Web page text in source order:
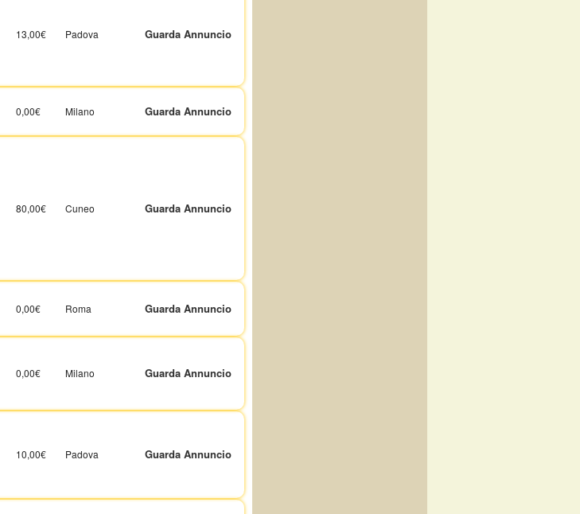
13,00€ Padova Guarda Annuncio
0,00€ Milano Guarda Annuncio
80,00€ Cuneo Guarda Annuncio
0,00€ Roma Guarda Annuncio
0,00€ Milano Guarda Annuncio
10,00€ Padova Guarda Annuncio